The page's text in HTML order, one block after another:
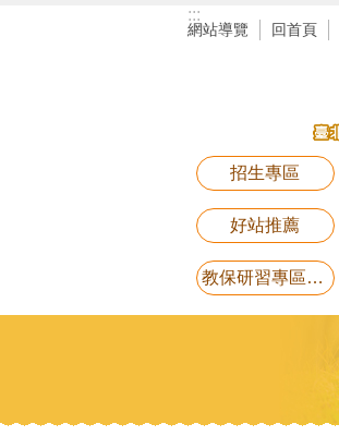
:::
網站導覽 回首頁
招生專區
好站推薦
教保研習專區講義電子檔(11月25日研習-用藥安全)